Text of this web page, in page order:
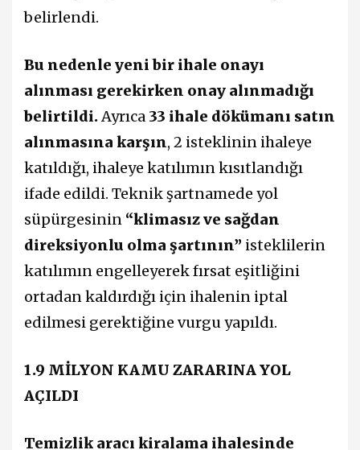
belirlendi.
Bu nedenle yeni bir ihale onayı
alınması gerekirken onay alınmadığı
belirtildi.Ayrıca 33 ihale dökümanı satın
alınmasına karşın, 2 isteklinin ihaleye
katıldığı, ihaleye katılımın kısıtlandığı
ifade edildi. Teknik şartnamede yol
süpürgesinin “klimasız ve sağdan
direksiyonlu olma şartının” isteklilerin
katılımın engelleyerek fırsat eşitliğini
ortadan kaldırdığı için ihalenin iptal
edilmesi gerektiğine vurgu yapıldı.
1.9 MİLYON KAMU ZARARINA YOL
AÇILDI
Temizlik aracı kiralama ihalesinde